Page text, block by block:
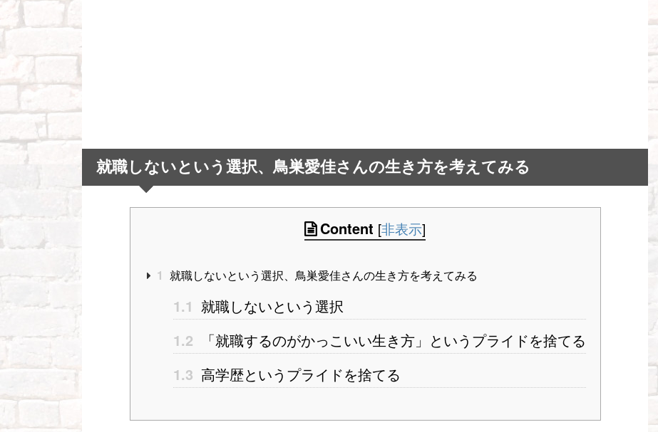
就職しないという選択、鳥巣愛佳さんの生き方を考えてみる
Content [非表示]
1 就職しないという選択、鳥巣愛佳さんの生き方を考えてみる
1.1 就職しないという選択
1.2
「就職するのがかっこいい生き方」というプライドを捨てる
1.3 高学歴というプライドを捨てる